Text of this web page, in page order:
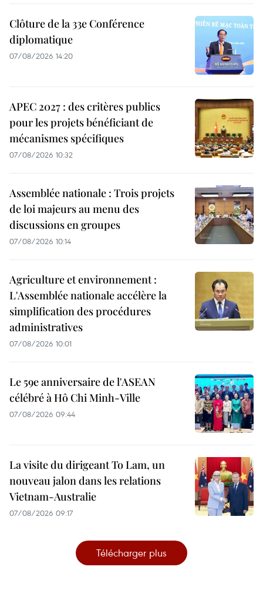
Clôture de la 33e Conférence
diplomatique
07/08/2026 14:20
APEC 2027 : des critères publics
pour les projets bénéficiant de
mécanismes spécifiques
07/08/2026 10:32
Assemblée nationale : Trois projets
de loi majeurs au menu des
discussions en groupes
07/08/2026 10:14
Agriculture et environnement :
L'Assemblée nationale accélère la
simplification des procédures
administratives
07/08/2026 10:01
Le 59e anniversaire de l'ASEAN
célébré à Hô Chi Minh-Ville
07/08/2026 09:44
La visite du dirigeant To Lam, un
nouveau jalon dans les relations
Vietnam-Australie
07/08/2026 09:17
Télécharger plus